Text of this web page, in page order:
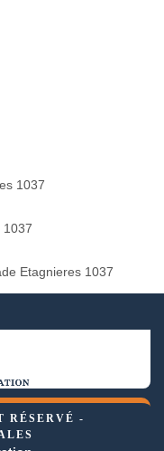
1037
1037
Etagnieres 1037
RÉSERVÉ -